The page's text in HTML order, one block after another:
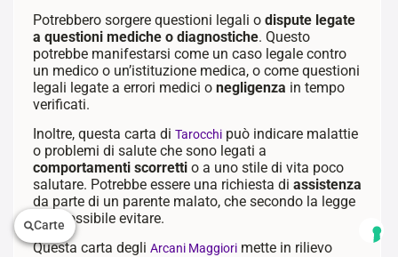
Carte
Potrebbero sorgere questioni legali odispute legate
a questioni mediche o diagnostiche. Questo
potrebbe manifestarsi come un caso legale contro
un medico o un’istituzione medica, o come questioni
legali legate a errori medici o negligenza in tempo
verificati.
Inoltre, questa carta di Tarocchipuò indicare malattie
o problemi di salute che sono legati a
comportamenti scorrettio a uno stile di vita poco
salutare. Potrebbe essere una richiesta di assistenza
da parte di un parente malato, che secondo la legge
è impossibile evitare.
Questa carta degli Arcani Maggiorimette in rilievo